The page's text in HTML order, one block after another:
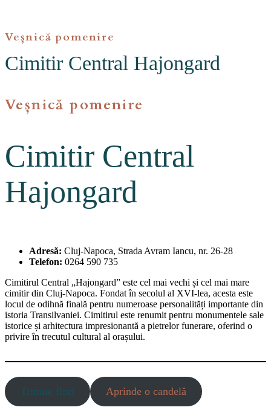
Veșnică pomenire
Cimitir Central Hajongard
Veșnică pomenire
Cimitir Central
Hajongard
Adresă: Cluj-Napoca, Strada Avram Iancu, nr. 26-28
Telefon: 0264 590 735
Cimitirul Central „Hajongard” este cel mai vechi și cel mai mare
cimitir din Cluj-Napoca. Fondat în secolul al XVI-lea, acesta este
locul de odihnă finală pentru numeroase personalități importante din
istoria Transilvaniei. Cimitirul este renumit pentru monumentele sale
istorice și arhitectura impresionantă a pietrelor funerare, oferind o
privire în trecutul cultural al orașului.
Trimite flori Aprinde o candelă